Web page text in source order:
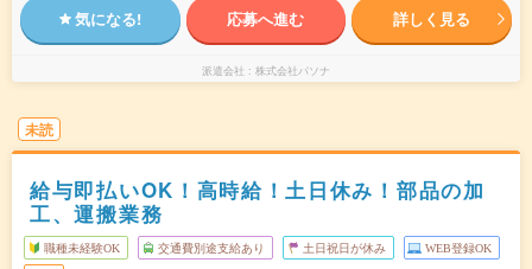
気になる! 応募へ進む 詳しく見る
派遣会社 株式会社パソナ
未読
給与即払いOK！高時給！土日休み！部品の加
工、運搬業務
職種未経験OK 交通費別途支給あり 土日祝日が休み WEB登録OK